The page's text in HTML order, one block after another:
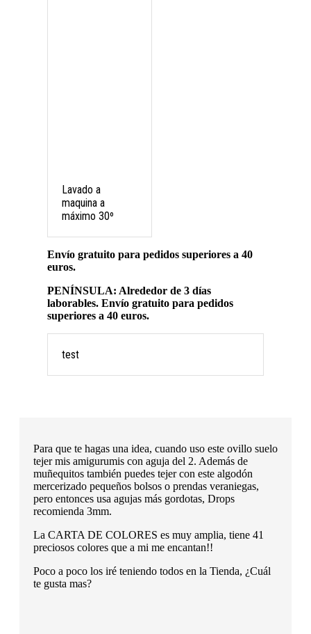
Lavado a
maquina a
máximo 30º
Envío gratuito para pedidos superiores a 40
euros.
PENÍNSULA: Alrededor de 3 días
laborables. Envío gratuito para pedidos
superiores a 40 euros.
test
Para que te hagas una idea, cuando uso este ovillo suelo
tejer mis amigurumis con aguja del 2. Además de
muñequitos también puedes tejer con este algodón
mercerizado pequeños bolsos o prendas veraniegas,
pero entonces usa agujas más gordotas, Drops
recomienda 3mm.
La CARTA DE COLORES es muy amplia, tiene 41
preciosos colores que a mi me encantan!!
Poco a poco los iré teniendo todos en la Tienda, ¿Cuál
te gusta mas?